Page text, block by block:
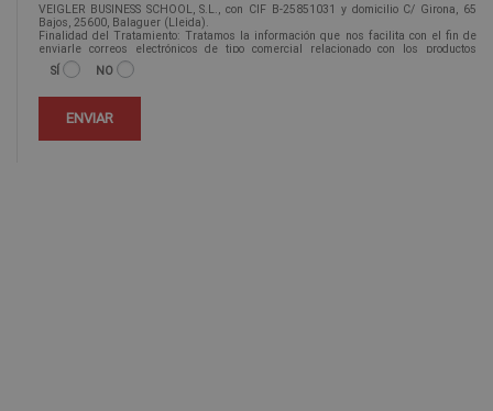
VEIGLER BUSINESS SCHOOL, S.L., con CIF B-25851031 y domicilio C/ Girona, 65
Bajos, 25600, Balaguer (Lleida).
Finalidad del Tratamiento: Tratamos la información que nos facilita con el fin de
enviarle correos electrónicos de tipo comercial relacionado con los productos
ofrecidos y otros tipo de productos que fueran de su interés.
Legitimación del tratamiento: Consentimiento del interesado.
dirigiéndose a la dirección info@veiglerformacion.com.
Para más información consulte nuestra Política de Privacidad.
Desea recibir información comercial (vía telefónica y/o email):
SÍ NO